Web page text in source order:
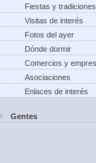
Fiestas y tradiciones
Visitas de interés
Fotos del ayer
Dónde dormir
Comercios y
Asociaciones
Enlaces de interés
Gentes